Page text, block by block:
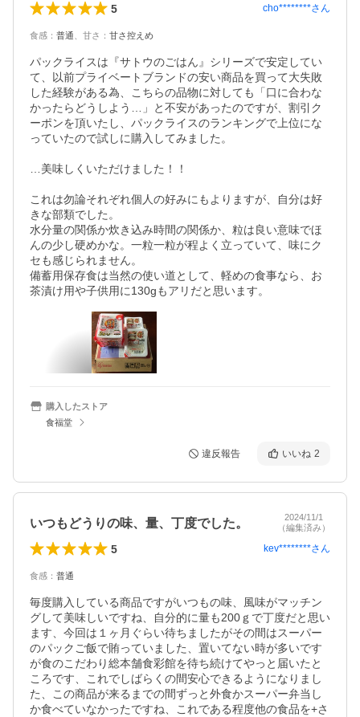
5 cho********さん
食感 ： 普通 甘さ ： 甘さ控えめ
パックライスは『サトウのごはん』シリーズで安定してい
て、以前プライベートブランドの安い商品を買って大失敗
した経験がある為、こちらの品物に対しても「口に合わな
かったらどうしよう…」と不安があったのですが、割引ク
ーポンを頂いたし、パックライスのランキングで上位にな
っていたので試しに購入してみました。
…美味しくいただけました！！
これは勿論それぞれ個人の好みにもよりますが、自分は好
きな部類でした。
水分量の関係か炊き込み時間の関係か、粒は良い意味でほ
んの少し硬めかな。一粒一粒が程よく立っていて、味にク
セも感じられません。
備蓄用保存食は当然の使い道として、軽めの食事なら、お
茶漬け用や子供用に130gもアリだと思います。
購入したストア
食福堂
違反報告 いいね 2
いつもどうりの味、量、丁度でした。
2024/11/1
（編集済み）
5 kev********さん
食感 ： 普通
毎度購入している商品ですがいつもの味、風味がマッチン
グして美味しいですね、自分的に量も200ｇで丁度だと思い
ます、今回は１ヶ月ぐらい待ちましたがその間はスーパー
のパックご飯で賄っていました、置いてない時が多いです
が食のこだわり総本舗食彩館を待ち続けてやっと届いたと
ころです、これでしばらくの間安心できるようになりまし
た、この商品が来るまでの間ずっと外食かスーパー弁当し
か食べていなかったですね、これである程度他の食品を+さ